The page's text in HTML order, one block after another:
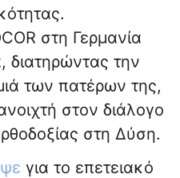
στη Γερμανία
διατηρώντας την
των πατέρων της,
στον διάλογο
στη Δύση.
για το επετειακό